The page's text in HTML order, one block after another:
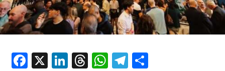
Facebook
X LinkedIn
Threads
WhatsApp
Telegram